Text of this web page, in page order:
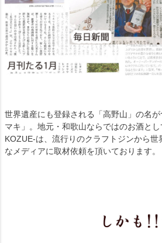
世界遺産にも登録される「高野山」の名
マキ」。地元・和歌山ならではのお酒と
KOZUE-は、流行りのクラフトジンから世
なメディアに取材依頼を頂いております。